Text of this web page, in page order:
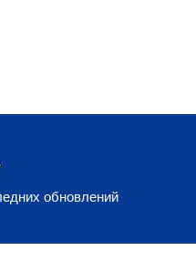
обновлений